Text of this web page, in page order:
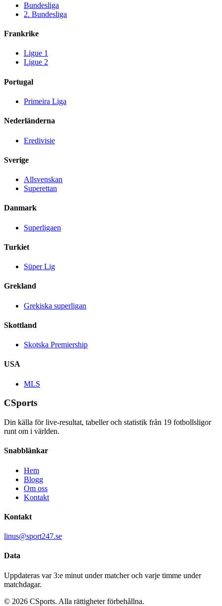
Bundesliga
2. Bundesliga
Frankrike
Ligue 1
Ligue 2
Portugal
Primeira Liga
Nederländerna
Eredivisie
Sverige
Allsvenskan
Superettan
Danmark
Superligaen
Turkiet
Süper Lig
Grekland
Grekiska superligan
Skottland
Skotska Premiership
USA
MLS
CSports
Din källa för live-resultat, tabeller och statistik från 19 fotbollsligor
runt om i världen.
Snabblänkar
Hem
Blogg
Om oss
Kontakt
Kontakt
linus@sport247.se
Data
Uppdateras var 3:e minut under matcher och varje timme under
matchdagar.
© 2026 CSports. Alla rättigheter förbehållna.